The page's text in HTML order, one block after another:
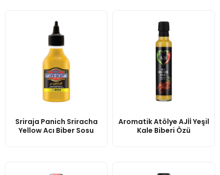
Sriraja Panich Sriracha
Yellow Acı Biber Sosu
Aromatik Atölye AJİİ Yeşil
Kale Biberi Özü